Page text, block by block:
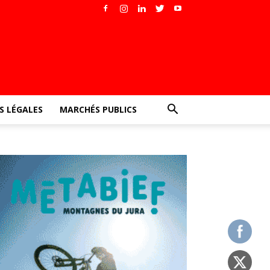
LÉGALES MARCHÉS PUBLICS